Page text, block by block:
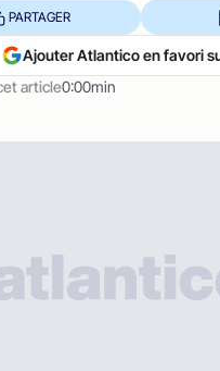
article0:00min
PARTAGER
Ajouter Atlantico en favori